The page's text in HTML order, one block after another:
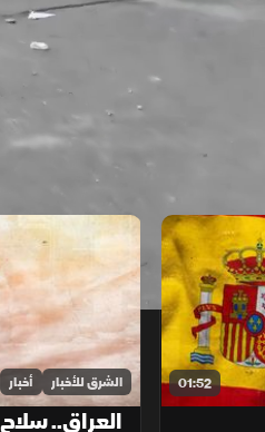
01:52 الشرق للأخبار أخبار
العراق..